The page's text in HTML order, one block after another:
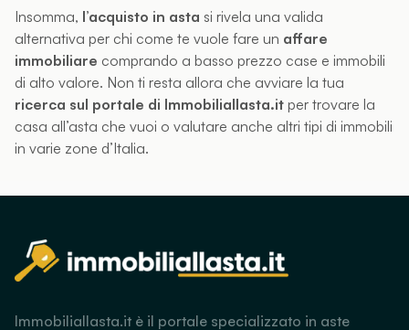
Insomma, l’acquisto in asta si rivela una valida
alternativa per chi come te vuole fare un affare
immobiliare comprando a basso prezzo case e immobili
di alto valore. Non ti resta allora che avviare la tua
ricerca sul portale di Immobiliallasta.it per trovare la
casa all’asta che vuoi o valutare anche altri tipi di immobili
in varie zone d’Italia.
Immobiliallasta.it è il portale specializzato in aste